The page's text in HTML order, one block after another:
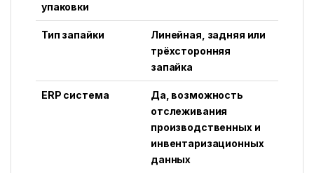
упаковки
Тип запайки
Линейная, задняя или
трёхсторонняя
запайка
ERP система
Да, возможность
отслеживания
производственных и
инвентаризационных
данных